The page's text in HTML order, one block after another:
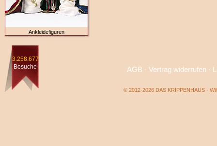
Ankleidefiguren
3.258.677
Besuche
AGB · Vertrag widerrufen·
© 2012-2026 DAS KRIPPENHAUS ·